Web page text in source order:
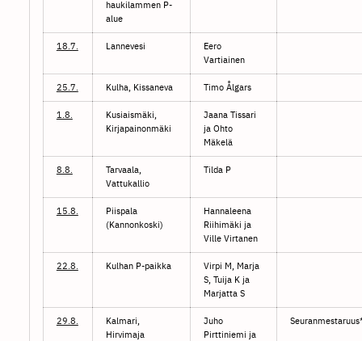
haukilammen P-
alue
18.7. Lannevesi
Eero
Vartiainen
25.7. Kulha, Kissaneva Timo Ålgars
1.8.
Kusiaismäki,
Kirjapainonmäki
Jaana Tissari
ja Ohto
Mäkelä
8.8.
Tarvaala,
Vattukallio
Tilda P
15.8.
Piispala
(Kannonkoski)
Hannaleena
Riihimäki ja
Ville Virtanen
22.8. Kulhan P-paikka
Virpi M, Marja
S, Tuija K ja
Marjatta S
29.8.
Kalmari,
Hirvimaja
Juho
Pirttiniemi ja